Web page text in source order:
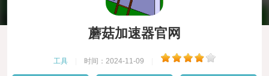
蘑菇加速器官网
工具 时间：2024-11-09